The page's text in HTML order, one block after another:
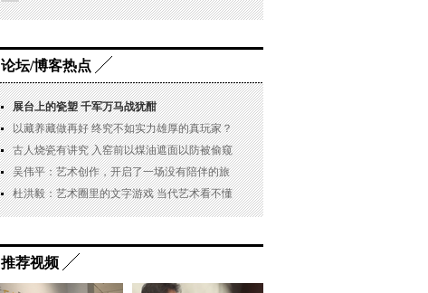
论坛/博客热点
展台上的瓷塑 千军万马战犹酣
以藏养藏做再好 终究不如实力雄厚的真玩家？
古人烧瓷有讲究 入窑前以煤油遮面以防被偷窥
吴伟平：艺术创作，开启了一场没有陪伴的旅
杜洪毅：艺术圈里的文字游戏 当代艺术看不懂
推荐视频